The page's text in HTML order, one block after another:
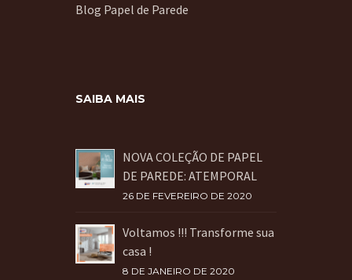
Blog Papel de Parede
SAIBA MAIS
NOVA COLEÇÃO DE PAPEL
DE PAREDE: ATEMPORAL
26 DE FEVEREIRO DE 2020
Voltamos !!! Transforme sua
casa !
8 DE JANEIRO DE 2020